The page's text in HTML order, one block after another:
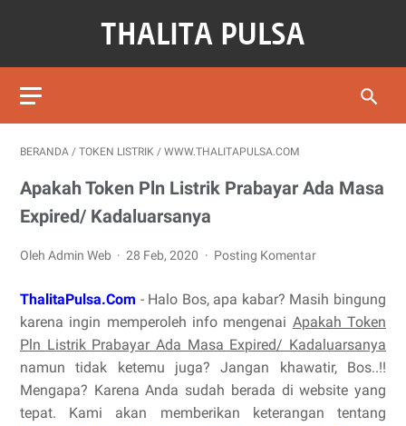
BERANDA / TOKEN LISTRIK / WWW.THALITAPULSA.COM
Apakah Token Pln Listrik Prabayar Ada Masa
Expired/ Kadaluarsanya
Oleh Admin Web 28 Feb, 2020 Posting Komentar
ThalitaPulsa.Com - Halo Bos, apa kabar? Masih bingung
karena ingin memperoleh info mengenai Apakah Token
Pln Listrik Prabayar Ada Masa Expired/ Kadaluarsanya
namun tidak ketemu juga? Jangan khawatir, Bos..!!
Mengapa? Karena Anda sudah berada di website yang
tepat. Kami akan memberikan keterangan tentang